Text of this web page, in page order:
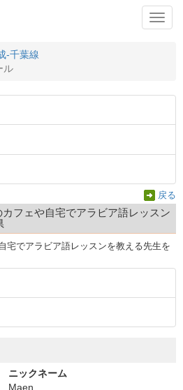
-千葉線
ル
戻る
フェや自宅でアラビア語レッスン
宅でアラビア語レッスンを教える先生を
ニックネーム
Maen